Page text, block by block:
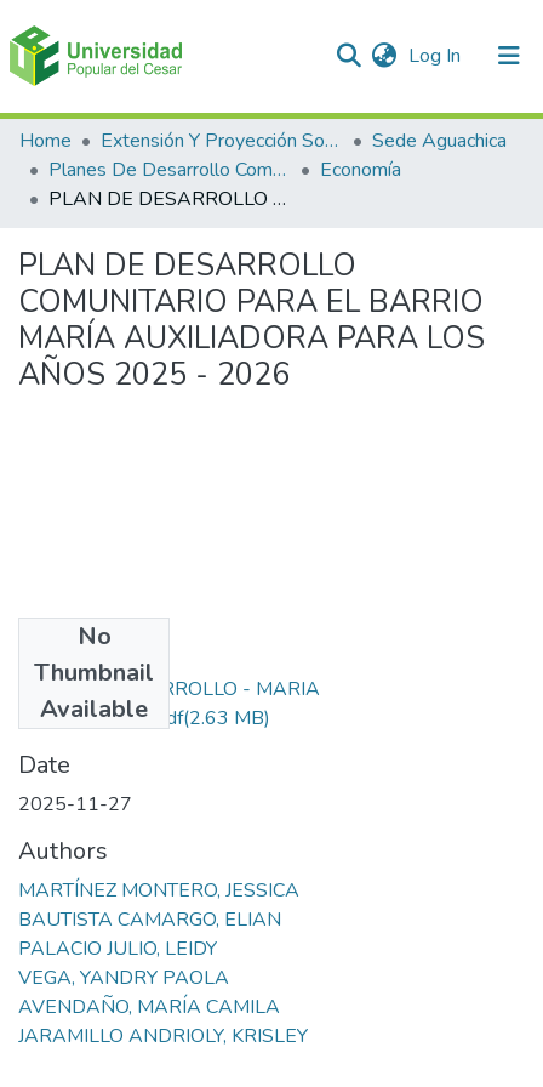
Log In (current)
Communities & Collections
All of DSpace
Home Extensión Y Proyección Social
Sede Aguachica
Planes De Desarrollo Comunales Y Comunitarios
Economía
PLAN DE DESARROLLO COMUNITARIO PARA EL BARRIO MARÍA AUXILIADORA PARA LOS AÑOS 2025 - 2026
PLAN DE DESARROLLO
COMUNITARIO PARA EL BARRIO
MARÍA AUXILIADORA PARA LOS
AÑOS 2025 - 2026
No
Thumbnail
Available
PLAN DE DESARROLLO - MARIA
AUXILIADORA.pdf(2.63 MB)
Date
2025-11-27
Authors
MARTÍNEZ MONTERO, JESSICA
BAUTISTA CAMARGO, ELIAN
PALACIO JULIO, LEIDY
VEGA, YANDRY PAOLA
AVENDAÑO, MARÍA CAMILA
JARAMILLO ANDRIOLY, KRISLEY